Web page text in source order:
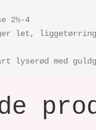
2½-4
let, liggetørring
lyserød med